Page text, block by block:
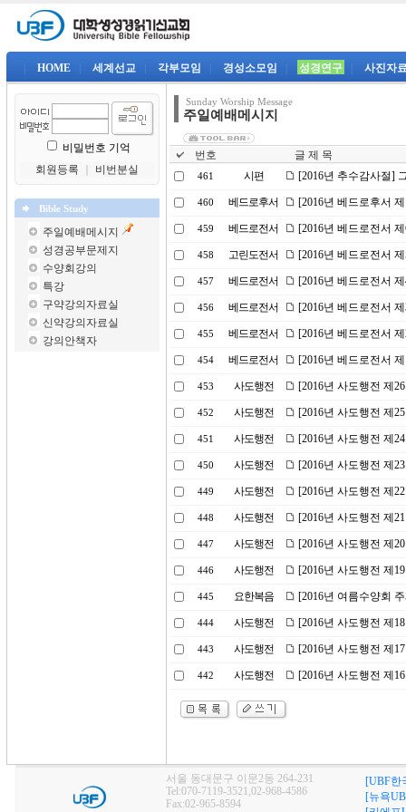
HOME 세계선교 각부모임 경성소모임 성경연구 사진자
비밀번호 기억
회원등록
비번분실
Bible Study
주일예배메시지
성경공부문제지
수양회강의
특강
구약강의자료실
신약강의자료실
강의안책자
Sunday Worship Message
주일예배메시지
번호 글 제 목
461 시편 [2016년 추수감사절]
460 베드로후서 [2016년 베드로후서
459 베드로전서 [2016년 베드로전서
458 고린도전서 [2016년 베드로전서
457 베드로전서 [2016년 베드로전서
456 베드로전서 [2016년 베드로전서
455 베드로전서 [2016년 베드로전서
454 베드로전서 [2016년 베드로전서
453 사도행전 [2016년 사도행전 제
452 사도행전 [2016년 사도행전 제
451 사도행전 [2016년 사도행전 제
450 사도행전 [2016년 사도행전 제
449 사도행전 [2016년 사도행전 제
448 사도행전 [2016년 사도행전 제
447 사도행전 [2016년 사도행전 제
446 사도행전 [2016년 사도행전 제
445 요한복음 [2016년 여름수양회
444 사도행전 [2016년 사도행전 제
443 사도행전 [2016년 사도행전 제
442 사도행전 [2016년 사도행전 제
서울 동대문구 이문2동 264-231
Tel:070-7119-3521,02-968-4586
Fax:02-965-8594
[UBF한
[뉴욕